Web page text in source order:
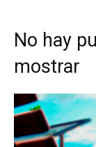
No hay
mostrar